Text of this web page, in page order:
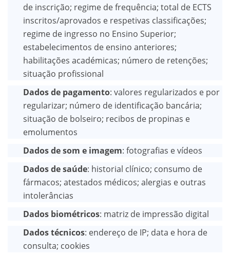
de inscrição; regime de frequência; total de ECTS
inscritos/aprovados e respetivas classificações;
regime de ingresso no Ensino Superior;
estabelecimentos de ensino anteriores;
habilitações académicas; número de retenções;
situação profissional
Dados de pagamento: valores regularizados e por
regularizar; número de identificação bancária;
situação de bolseiro; recibos de propinas e
emolumentos
Dados de som e imagem: fotografias e vídeos
Dados de saúde: historial clínico; consumo de
fármacos; atestados médicos; alergias e outras
intolerâncias
Dados biométricos: matriz de impressão digital
Dados técnicos: endereço de IP; data e hora de
consulta; cookies